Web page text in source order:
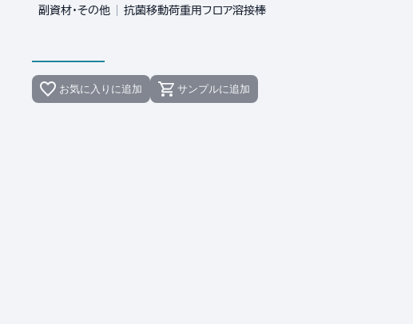
副資材・その他 抗菌移動荷重用フロア溶接棒
お気に入りに追加 サンプルに追加